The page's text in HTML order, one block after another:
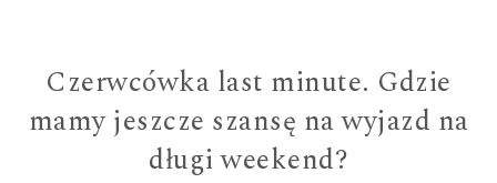
Czerwcówka last minute. Gdzie
mamy jeszcze szansę na wyjazd na
długi weekend?